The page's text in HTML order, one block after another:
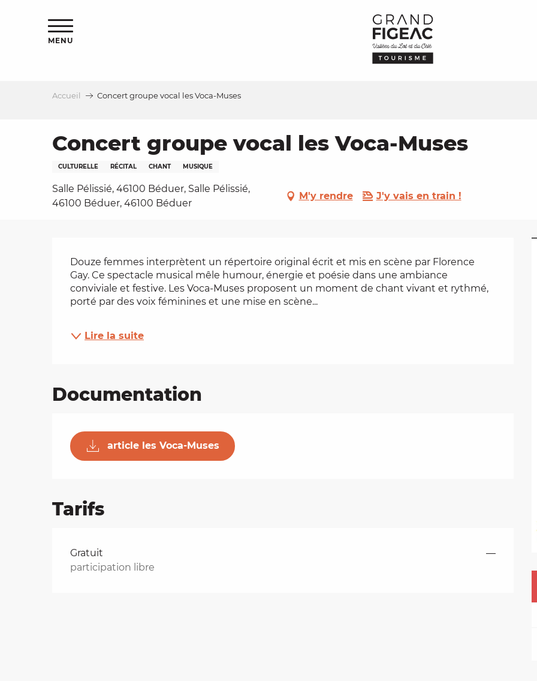
MENU
Accueil Concert groupe vocal les Voca-Muses
Concert groupe vocal les Voca-Muses
CULTURELLE RÉCITAL CHANT MUSIQUE
Salle Pélissié, 46100 Béduer, Salle Pélissié,
46100 Béduer, 46100 Béduer
M'y rendre J'y vais en train !
Description
Douze femmes interprètent un répertoire original écrit et mis en scène par Florence
Gay. Ce spectacle musical mêle humour, énergie et poésie dans une ambiance
conviviale et festive. Les Voca-Muses proposent un moment de chant vivant et rythmé,
porté par des voix féminines et une mise en scène...
Lire la suite
Documentation
article les Voca-Muses
Tarifs
Tarifs 2026
Gratuit
participation libre
—